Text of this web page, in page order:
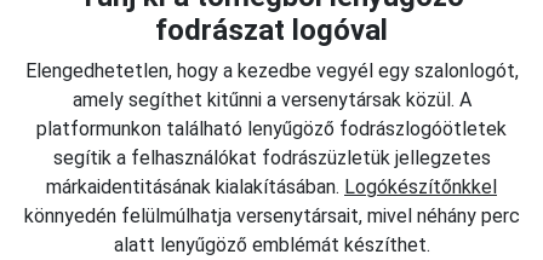
fodrászat logóval
Elengedhetetlen, hogy a kezedbe vegyél egy szalonlogót,
amely segíthet kitűnni a versenytársak közül. A
platformunkon található lenyűgöző fodrászlogóötletek
segítik a felhasználókat fodrászüzletük jellegzetes
márkaidentitásának kialakításában. Logókészítőnkkel
könnyedén felülmúlhatja versenytársait, mivel néhány perc
alatt lenyűgöző emblémát készíthet.